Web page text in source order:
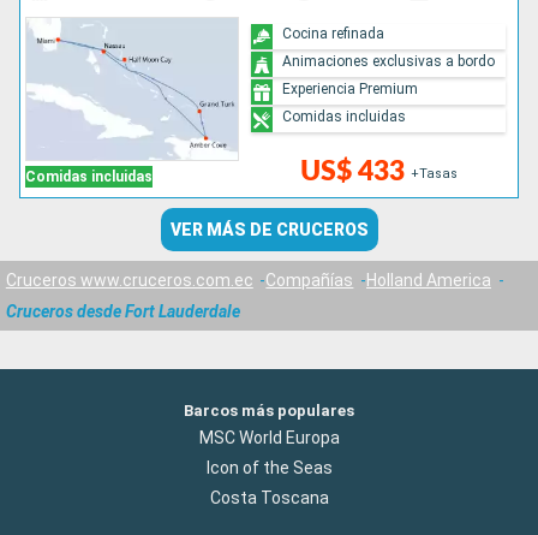
Comidas incluidas US$ 433 +Tasas
Cocina refinada
Animaciones exclusivas a bordo
Experiencia Premium
Comidas incluidas
VER MÁS DE CRUCEROS
Cruceros www.cruceros.com.ec Compañías
Holland America
Cruceros desde Fort Lauderdale
Barcos más populares
MSC World Europa
Icon of the Seas
Costa Toscana